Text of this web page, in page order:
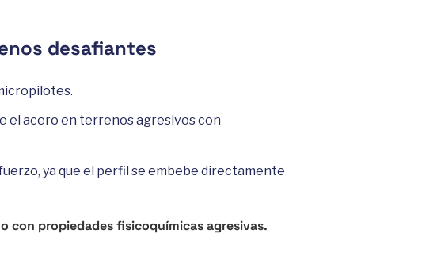
desafiantes
el acero en terrenos agresivos con
ya que el perfil se embebe directamente
con propiedades fisicoquímicas agresivas.